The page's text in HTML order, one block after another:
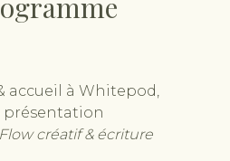
accueil à Whitepod,
présentation
Flow créatif & écriture